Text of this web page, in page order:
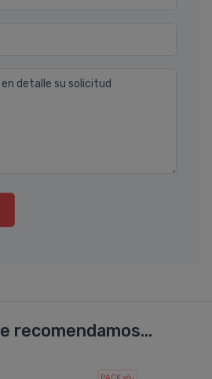
detalle su solicitud
recomendamos...